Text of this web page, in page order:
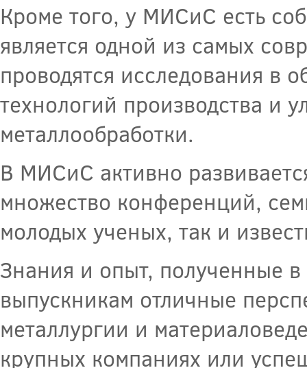
Кроме того, у МИСиС есть
является одной из самых
проводятся исследования в
технологий производства и
металлообработки.
В МИСиС активно
множество конференций,
молодых ученых, так и
Знания и опыт, полученные
выпускникам отличные
металлургии и
крупных компаниях или